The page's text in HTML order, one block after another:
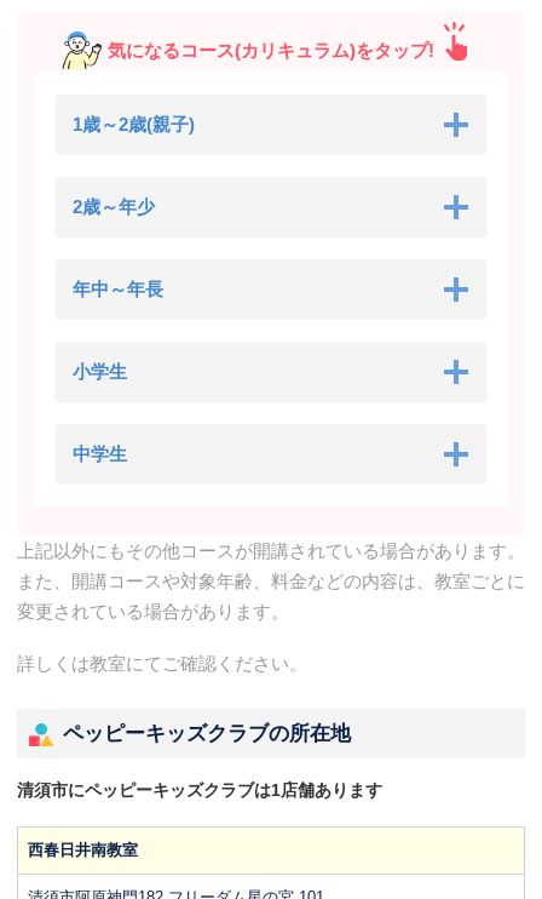
気になるコース(カリキュラム)をタップ!
1歳～2歳(親子)
2歳～年少
年中～年長
小学生
中学生
上記以外にもその他コースが開講されている場合があります。
また、開講コースや対象年齢、料金などの内容は、教室ごとに
変更されている場合があります。
詳しくは教室にてご確認ください。
ペッピーキッズクラブの所在地
清須市にペッピーキッズクラブは1店舗あります
西春日井南教室